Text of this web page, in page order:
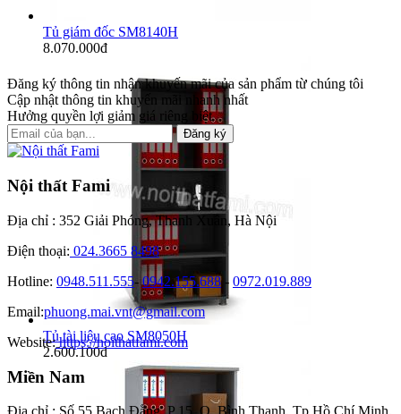
Tủ giám đốc SM8140H
8.070.000đ
Tủ tài liệu cao SM8050H
2.600.100đ
Đăng ký thông tin nhận khuyến mãi của sản phẩm từ chúng tôi
Cập nhật thông tin khuyến mãi nhanh nhất
Hưởng quyền lợi giảm giá riêng biệt
Đăng ký
Nội thất Fami
Địa chỉ : 352 Giải Phóng, Thanh Xuân, Hà Nội
Điện thoại: 024.3665 8498
Hotline: 0948.511.555-0942.155.688- 0972.019.889
Email:phuong.mai.vnt@gmail.com
Website:https://noithatfami.com
Miền Nam